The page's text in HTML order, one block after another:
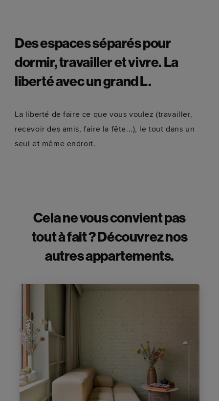
Des espaces séparés pour
dormir, travailler et vivre. La
liberté avec un grand L.
La liberté de faire ce que vous voulez (travailler,
recevoir des amis, faire la fête...), le tout dans un
seul et même endroit.
Cela ne vous convient pas
tout à fait ? Découvrez nos
autres appartements.